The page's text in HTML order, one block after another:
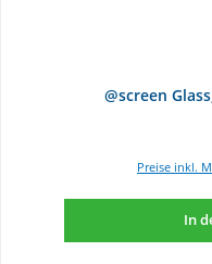
@screen
Preise inkl.
In